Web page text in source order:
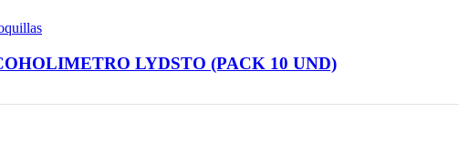
LYDSTO (PACK 10 UND)